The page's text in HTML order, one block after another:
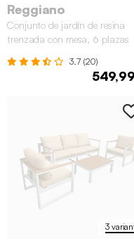
Reggiano
Conjunto de jardín de resina
trenzada con mesa, 6 plazas
3.7 (20)
3